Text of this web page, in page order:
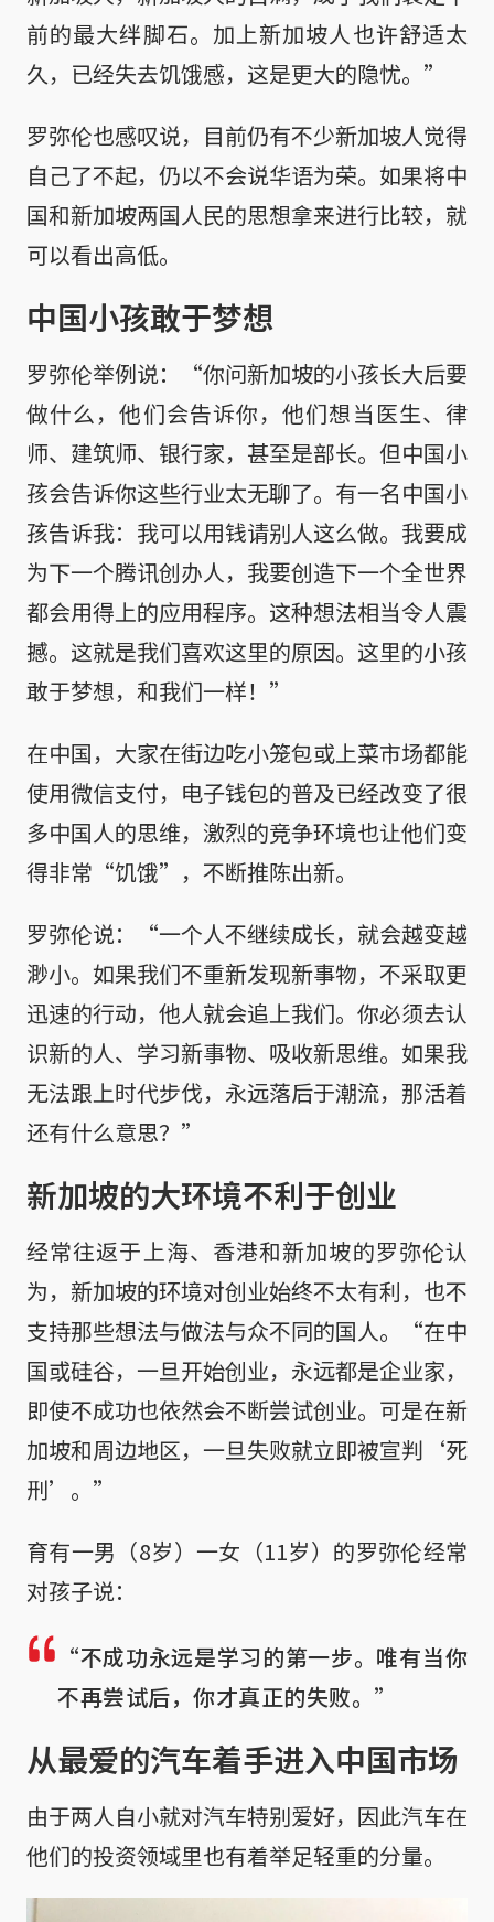
前的最大绊脚石。加上新加坡人也许舒适太
久，已经失去饥饿感，这是更大的隐忧。”
罗弥伦也感叹说，目前仍有不少新加坡人觉得
自己了不起，仍以不会说华语为荣。如果将中
国和新加坡两国人民的思想拿来进行比较，就
可以看出高低。
中国小孩敢于梦想
罗弥伦举例说：“你问新加坡的小孩长大后要
做什么，他们会告诉你，他们想当医生、律
师、建筑师、银行家，甚至是部长。但中国小
孩会告诉你这些行业太无聊了。有一名中国小
孩告诉我：我可以用钱请别人这么做。我要成
为下一个腾讯创办人，我要创造下一个全世界
都会用得上的应用程序。这种想法相当令人震
撼。这就是我们喜欢这里的原因。这里的小孩
敢于梦想，和我们一样！”
在中国，大家在街边吃小笼包或上菜市场都能
使用微信支付，电子钱包的普及已经改变了很
多中国人的思维，激烈的竞争环境也让他们变
得非常“饥饿”，不断推陈出新。
罗弥伦说：“一个人不继续成长，就会越变越
渺小。如果我们不重新发现新事物，不采取更
迅速的行动，他人就会追上我们。你必须去认
识新的人、学习新事物、吸收新思维。如果我
无法跟上时代步伐，永远落后于潮流，那活着
还有什么意思？”
新加坡的大环境不利于创业
经常往返于上海、香港和新加坡的罗弥伦认
为，新加坡的环境对创业始终不太有利，也不
支持那些想法与做法与众不同的国人。“在中
国或硅谷，一旦开始创业，永远都是企业家，
即使不成功也依然会不断尝试创业。可是在新
加坡和周边地区，一旦失败就立即被宣判‘死
刑’。”
育有一男（8岁）一女（11岁）的罗弥伦经常
对孩子说：
“不成功永远是学习的第一步。唯有当你
不再尝试后，你才真正的失败。”
从最爱的汽车着手进入中国市场
由于两人自小就对汽车特别爱好，因此汽车在
他们的投资领域里也有着举足轻重的分量。